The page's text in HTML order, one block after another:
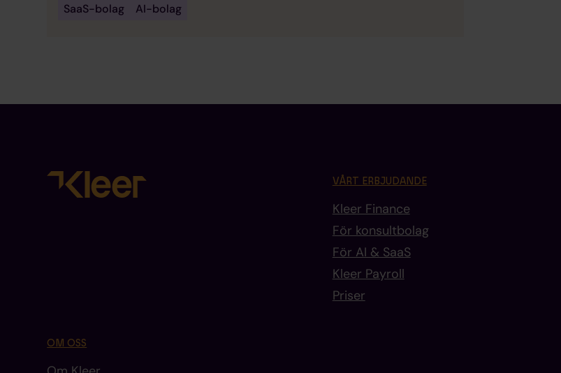
SaaS-bolag AI-bolag
VÅRT ERBJUDANDE
Kleer Finance
För konsultbolag
För AI & SaaS
Kleer Payroll
Priser
OM OSS